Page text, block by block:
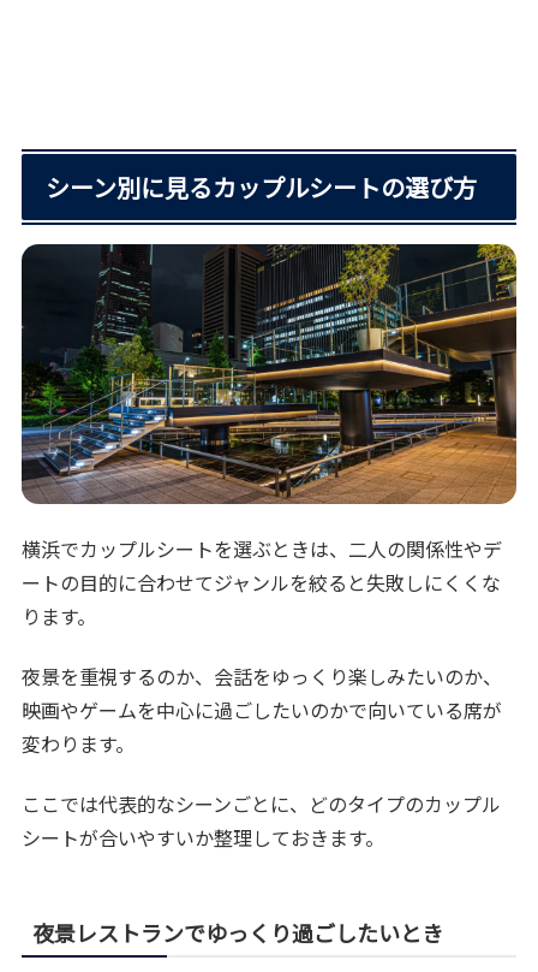
シーン別に見るカップルシートの選び方
横浜でカップルシートを選ぶときは、二人の関係性やデ
ートの目的に合わせてジャンルを絞ると失敗しにくくな
ります。
夜景を重視するのか、会話をゆっくり楽しみたいのか、
映画やゲームを中心に過ごしたいのかで向いている席が
変わります。
ここでは代表的なシーンごとに、どのタイプのカップル
シートが合いやすいか整理しておきます。
夜景レストランでゆっくり過ごしたいとき